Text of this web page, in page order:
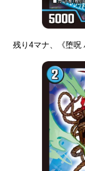
残り4マナ、 《堕呪